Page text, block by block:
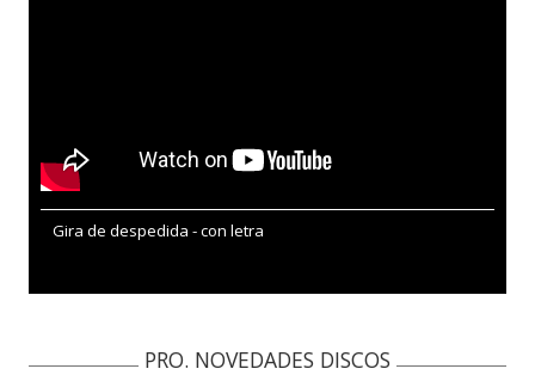
Gira de despedida - con letra
PRO. NOVEDADES DISCOS